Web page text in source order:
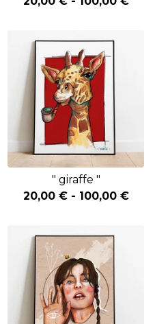
" giraffe "
20,00 €- 100,00 €